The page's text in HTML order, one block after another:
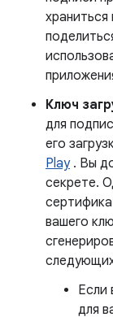
Ключ
для
его
Play. Вы
секрете.
вашего
Если
для